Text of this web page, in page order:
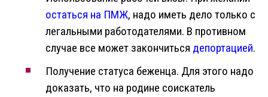
остаться на ПМЖ, надо иметь дело только с
легальными работодателями. В противном
случае все может закончиться депортацией.
Получение статуса беженца. Для этого надо
доказать, что на родине соискатель